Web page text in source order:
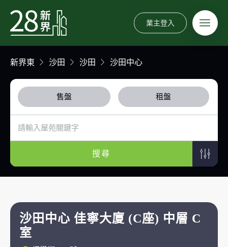
業主登入
新界東 沙田 沙田 沙田中心
售盤 租盤
搜尋
沙田中心 佳寧大廈 (C座) 中層 C
室